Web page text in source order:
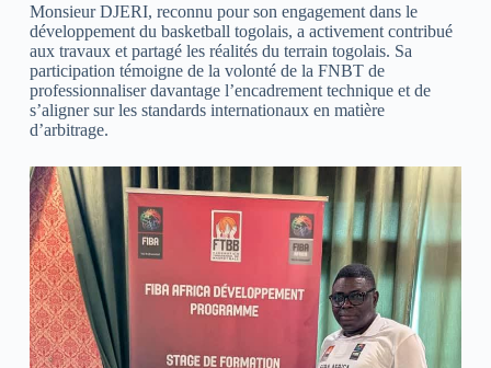
Monsieur DJERI, reconnu pour son engagement dans le
développement du basketball togolais, a activement contribué
aux travaux et partagé les réalités du terrain togolais. Sa
participation témoigne de la volonté de la FNBT de
professionnaliser davantage l’encadrement technique et de
s’aligner sur les standards internationaux en matière
d’arbitrage.